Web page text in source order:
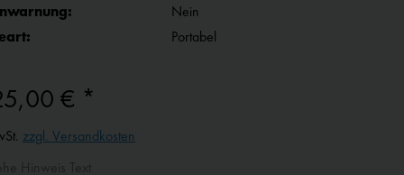
Nein
Portabel
€ *
zzgl. Versandkosten